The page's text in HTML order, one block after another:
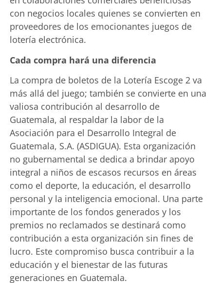
con negocios locales quienes se convierten en
proveedores de los emocionantes juegos de
lotería electrónica.
Cada compra hará una diferencia
La compra de boletos de la Lotería Escoge 2 va
más allá del juego; también se convierte en una
valiosa contribución al desarrollo de
Guatemala, al respaldar la labor de la
Asociación para el Desarrollo Integral de
Guatemala, S.A. (ASDIGUA). Esta organización
no gubernamental se dedica a brindar apoyo
integral a niños de escasos recursos en áreas
como el deporte, la educación, el desarrollo
personal y la inteligencia emocional. Una parte
importante de los fondos generados y los
premios no reclamados se destinará como
contribución a esta organización sin fines de
lucro. Este compromiso busca contribuir a la
educación y el bienestar de las futuras
generaciones en Guatemala.